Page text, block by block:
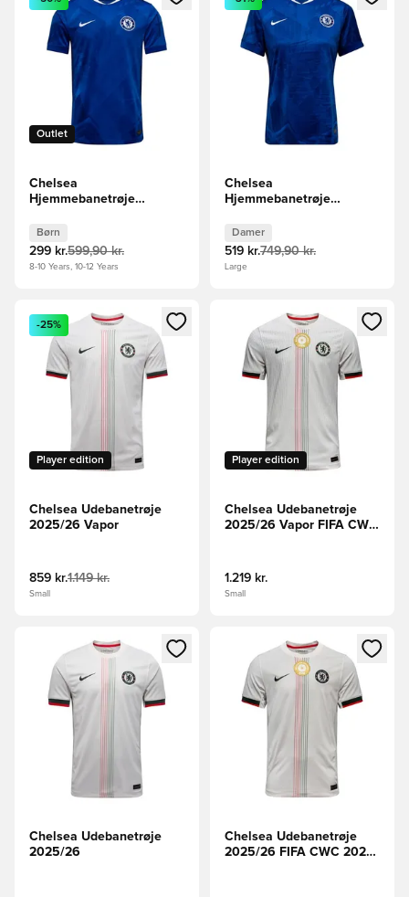
Outlet
Chelsea
Hjemmebanetrøje
Børn
299 kr.599,90 kr.
8-10 Years, 10-12 Years
Chelsea
Hjemmebanetrøje
Damer
519 kr.749,90 kr.
Large
Åbner en Modal til at logge ind eller tilmelde dig som
Player edition
-25%
Chelsea Udebanetrøje
2025/26 Vapor
859 kr.1.149 kr.
Small
Åbner en Modal til at logge
Player edition
Chelsea Udebanetrøje
2025/26 Vapor FIFA CWC
1.219 kr.
Small
Åbner en Modal til at logge ind eller tilmelde dig som
Chelsea Udebanetrøje
2025/26
Åbner en Modal til at logge
Chelsea Udebanetrøje
2025/26 FIFA CWC 2025